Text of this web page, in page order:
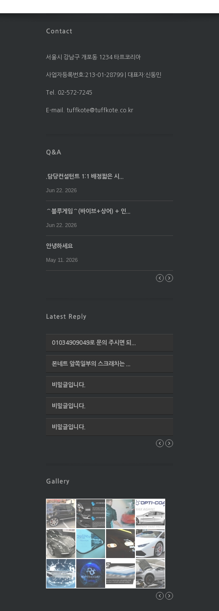
서울시 강남구 개포동 1234 타프코리아
사업자등록번호:213-01-28799 | 대표자:신동민
Tel. 02-572-7245
E-mail. tuffkote@tuffkote.co.kr
.담당컨설턴트 1:1 배정짧은 시...
Jun 22. 2026
⌒블루게임⌒(바이브+상어) + 인...
Jun 22. 2026
안녕하세요
May 11. 2026
01034909049로 문의 주시면 되...
본네트 앞쪽일부의 스크래치는 ...
비밀글입니다.
비밀글입니다.
비밀글입니다.